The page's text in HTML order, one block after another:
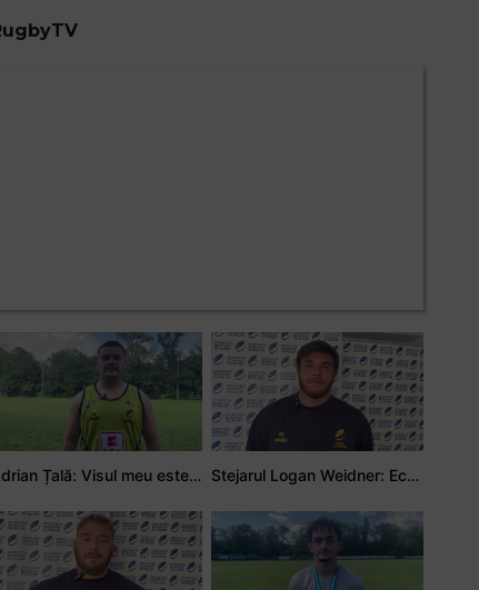
Adrian Țală: Visul meu este să debutez pentru România Stejarul Logan Weidner: Echipa a muncit mult, iar asta se va vedea în meciurile de la Nations Cup